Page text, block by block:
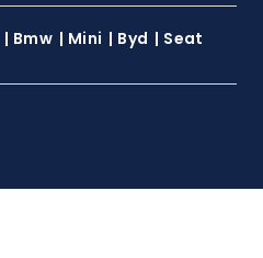
| Bmw | Mini | Byd | Seat